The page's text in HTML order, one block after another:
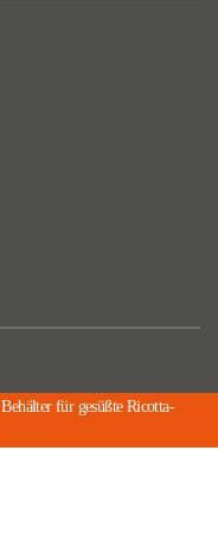
Behälter für gesüßte Ricotta-